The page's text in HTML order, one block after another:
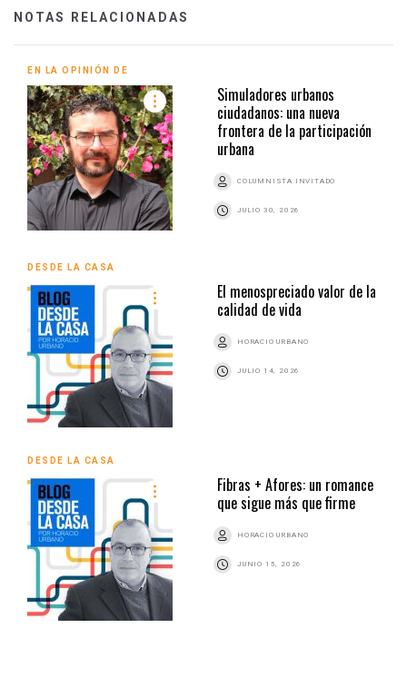
NOTAS RELACIONADAS
EN LA OPINIÓN DE
Simuladores urbanos
ciudadanos: una nueva
frontera de la participación
urbana
COLUMNISTA INVITADO
JULIO 30, 2026
DESDE LA CASA
El menospreciado valor de la
calidad de vida
HORACIO URBANO
JULIO 14, 2026
DESDE LA CASA
Fibras + Afores: un romance
que sigue más que firme
HORACIO URBANO
JUNIO 15, 2026